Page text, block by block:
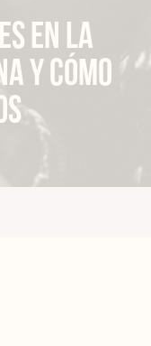
en la
y cómo